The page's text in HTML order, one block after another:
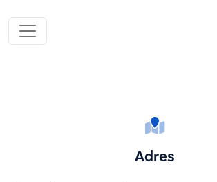
Adres